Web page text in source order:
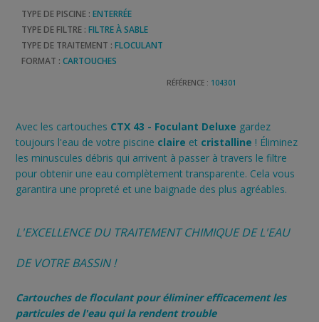
TYPE DE PISCINE : ENTERRÉE
TYPE DE FILTRE : FILTRE À SABLE
TYPE DE TRAITEMENT : FLOCULANT
FORMAT : CARTOUCHES
RÉFÉRENCE : 104301
Avec les cartouches CTX 43 - Foculant Deluxe gardez
toujours l'eau de votre piscine claire et cristalline ! Éliminez
les minuscules débris qui arrivent à passer à travers le filtre
pour obtenir une eau complètement transparente. Cela vous
garantira une propreté et une baignade des plus agréables.
L'EXCELLENCE DU TRAITEMENT CHIMIQUE DE L'EAU
DE VOTRE BASSIN !
Cartouches de floculant pour éliminer efficacement les
particules de l'eau qui la rendent trouble